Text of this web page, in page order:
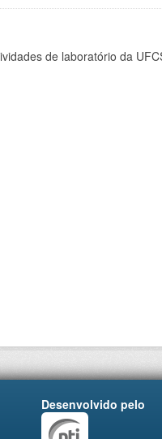
de laboratório da
Desenvolvido pelo